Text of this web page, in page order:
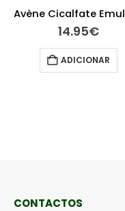
22.40€
ADICIONAR
CONTACTOS